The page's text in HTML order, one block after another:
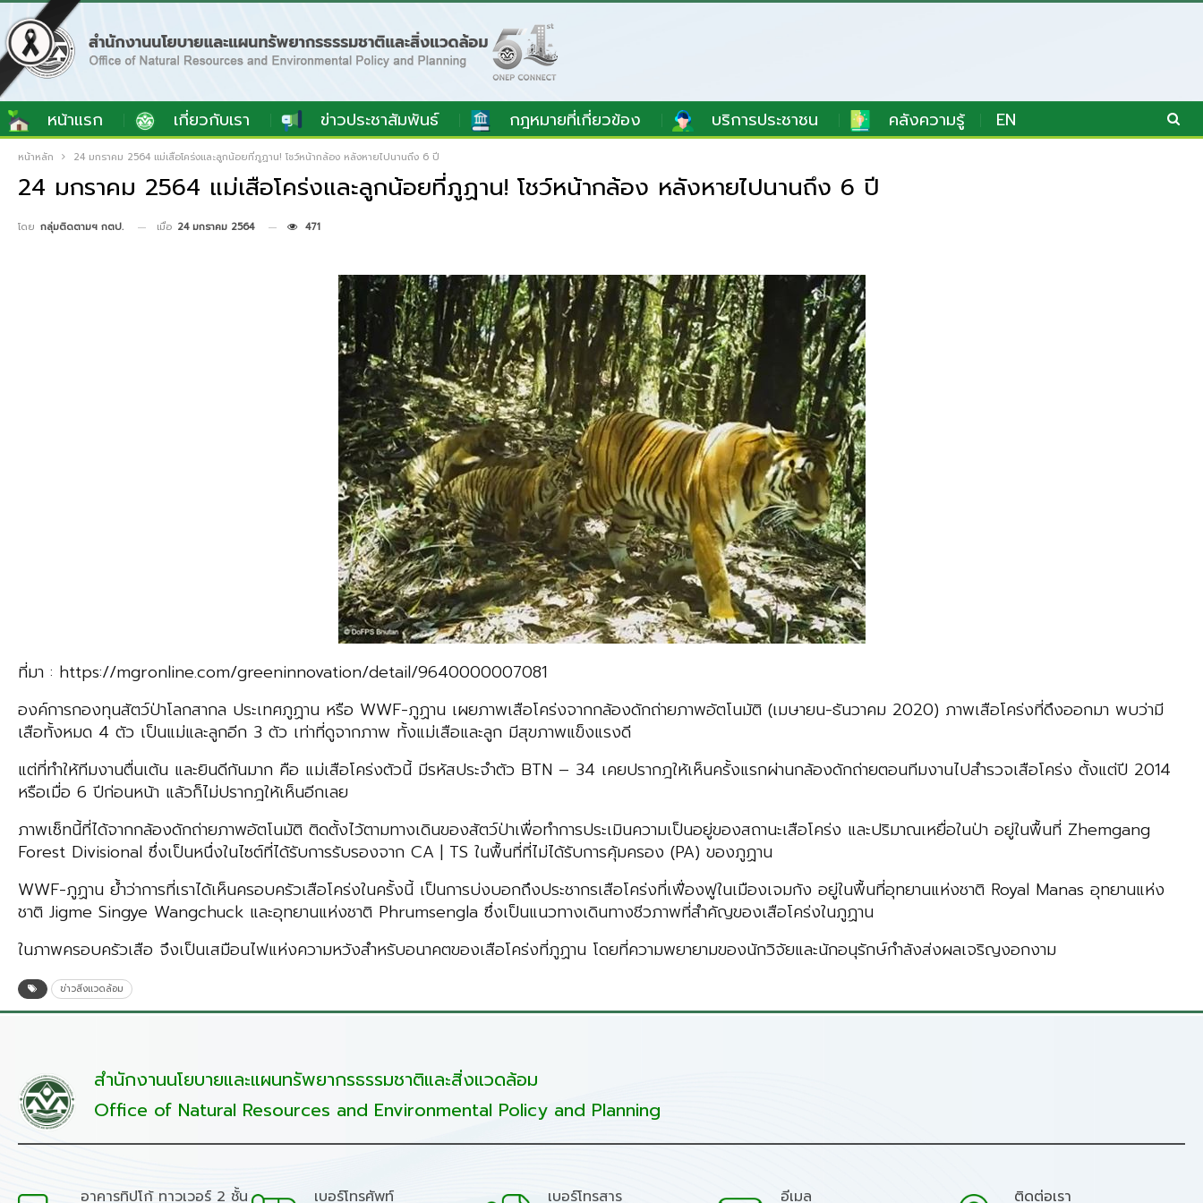
หน้าแรก เกี่ยวกับเรา ข่าวประชาสัมพันธ์ กฎหมายที่เกี่ยวข้อง บริการประชาชน คลังความรู้ EN
หน้าหลัก 24 มกราคม 2564 แม่เสือโคร่งและลูกน้อยที่ภูฏาน! โชว์หน้ากล้อง หลังหายไปนานถึง 6 ปี
24 มกราคม 2564 แม่เสือโคร่งและลูกน้อยที่ภูฏาน! โชว์หน้ากล้อง หลังหายไปนานถึง 6 ปี
โดย กลุ่มติดตามฯ กตป. เมื่อ 24 มกราคม 2564 471
ที่มา : https://mgronline.com/greeninnovation/detail/9640000007081
องค์การกองทุนสัตว์ป่าโลกสากล ประเทศภูฏาน หรือ WWF-ภูฏาน เผยภาพเสือโคร่งจากกล้องดักถ่ายภาพอัตโนมัติ (เมษายน-ธันวาคม 2020) ภาพเสือโคร่งที่ดึงออกมา พบว่ามี
เสือทั้งหมด 4 ตัว เป็นแม่และลูกอีก 3 ตัว เท่าที่ดูจากภาพ ทั้งแม่เสือและลูก มีสุขภาพแข็งแรงดี
แต่ที่ทำให้ทีมงานตื่นเต้น และยินดีกันมาก คือ แม่เสือโคร่งตัวนี้ มีรหัสประจำตัว BTN – 34 เคยปรากฎให้เห็นครั้งแรกผ่านกล้องดักถ่ายตอนทีมงานไปสำรวจเสือโคร่ง ตั้งแต่ปี 2014
หรือเมื่อ 6 ปีก่อนหน้า แล้วก็ไม่ปรากฎให้เห็นอีกเลย
ภาพเซ็ทนี้ที่ได้จากกล้องดักถ่ายภาพอัตโนมัติ ติดตั้งไว้ตามทางเดินของสัตว์ป่าเพื่อทำการประเมินความเป็นอยู่ของสถานะเสือโคร่ง และปริมาณเหยื่อในป่า อยู่ในพื้นที่ Zhemgang
Forest Divisional ซึ่งเป็นหนึ่งในไซต์ที่ได้รับการรับรองจาก CA | TS ในพื้นที่ที่ไม่ได้รับการคุ้มครอง (PA) ของภูฏาน
WWF-ภูฏาน ย้ำว่าการที่เราได้เห็นครอบครัวเสือโคร่งในครั้งนี้ เป็นการบ่งบอกถึงประชากรเสือโคร่งที่เฟื่องฟูในเมืองเจมกัง อยู่ในพื้นที่อุทยานแห่งชาติ Royal Manas อุทยานแห่ง
ชาติ Jigme Singye Wangchuck และอุทยานแห่งชาติ Phrumsengla ซึ่งเป็นแนวทางเดินทางชีวภาพที่สำคัญของเสือโคร่งในภูฏาน
ในภาพครอบครัวเสือ จึงเป็นเสมือนไฟแห่งความหวังสำหรับอนาคตของเสือโคร่งที่ภูฏาน โดยที่ความพยายามของนักวิจัยและนักอนุรักษ์กำลังส่งผลเจริญงอกงาม
ข่าวสิ่งแวดล้อม
สำนักงานนโยบายและแผนทรัพยากรธรรมชาติและสิ่งแวดล้อม
Office of Natural Resources and Environmental Policy and Planning
อาคารทิปโก้ ทาวเวอร์ 2 ชั้น เบอร์โทรศัพท์ เบอร์โทรสาร อีเมล ติดต่อเรา